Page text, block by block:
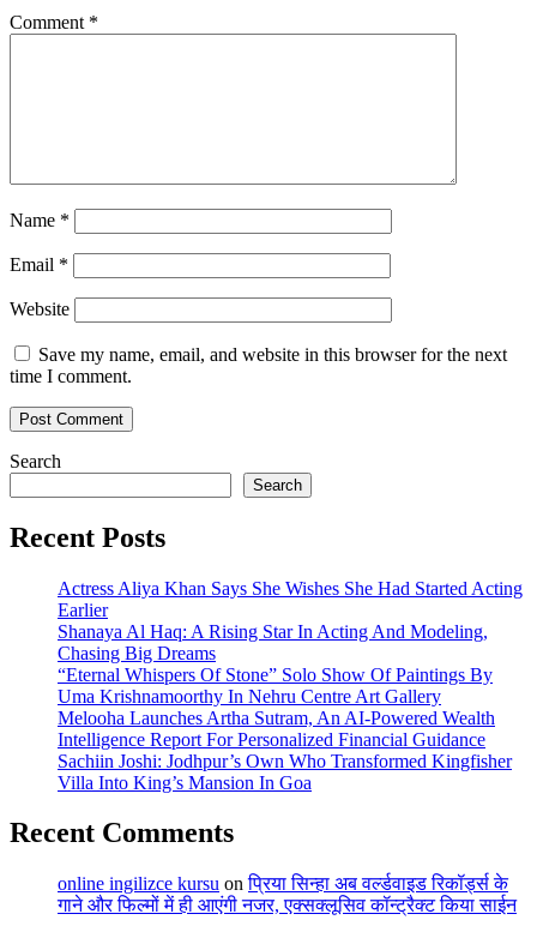
Comment *
Name *
Email *
Website
Save my name, email, and website in this browser for the next
time I comment.
Search
Search
Recent Posts
Actress Aliya Khan Says She Wishes She Had Started Acting
Earlier
Shanaya Al Haq: A Rising Star In Acting And Modeling,
Chasing Big Dreams
“Eternal Whispers Of Stone” Solo Show Of Paintings By
Uma Krishnamoorthy In Nehru Centre Art Gallery
Melooha Launches Artha Sutram, An AI-Powered Wealth
Intelligence Report For Personalized Financial Guidance
Sachiin Joshi: Jodhpur’s Own Who Transformed Kingfisher
Villa Into King’s Mansion In Goa
Recent Comments
online ingilizce kursu onप्रिया सिन्हा अब वर्ल्डवाइड रिकॉर्ड्स के
गाने और फिल्मों में ही आएंगी नजर, एक्सक्लूसिव कॉन्ट्रैक्ट किया साईन